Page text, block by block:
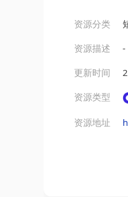
资源分类
资源描述
-
更新时间
资源类型
资源地址